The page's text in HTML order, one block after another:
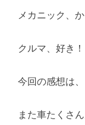
メカニック、
クルマ、好き！
今回の感想は
また車たくさ